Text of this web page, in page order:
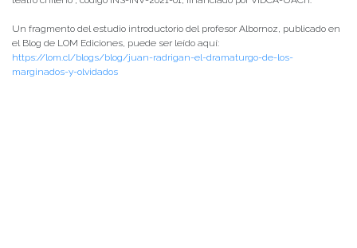
Un fragmento del estudio introductorio del profesor Albornoz, publicado en
el Blog de LOM Ediciones, puede ser leído aquí:
https://lom.cl/blogs/blog/juan-radrigan-el-dramaturgo-de-los-
marginados-y-olvidados